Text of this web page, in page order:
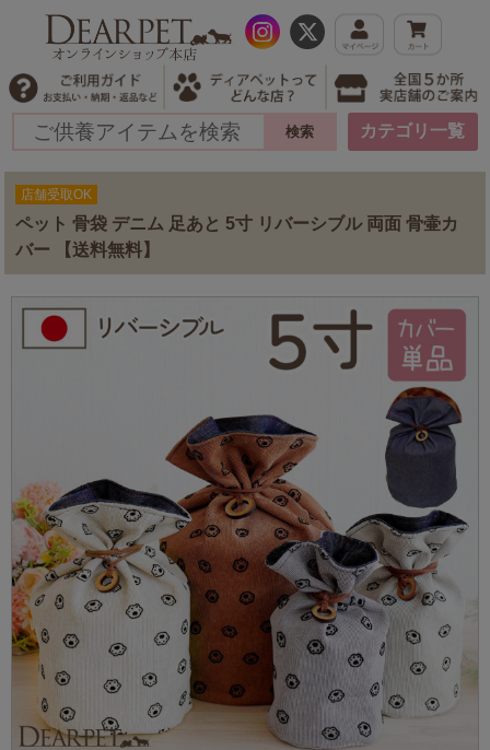
カテゴリ一覧
店舗受取OK
ペット 骨袋 デニム 足あと 5寸 リバーシブル 両面 骨壷カ
バー 【送料無料】